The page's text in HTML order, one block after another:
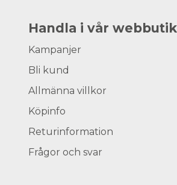
Handla i vår webbutik
Kampanjer
Bli kund
Allmänna villkor
Köpinfo
Returinformation
Frågor och svar